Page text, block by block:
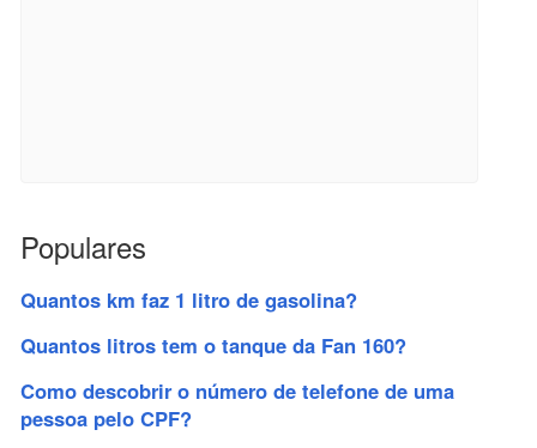
Populares
Quantos km faz 1 litro de gasolina?
Quantos litros tem o tanque da Fan 160?
Como descobrir o número de telefone de uma
pessoa pelo CPF?